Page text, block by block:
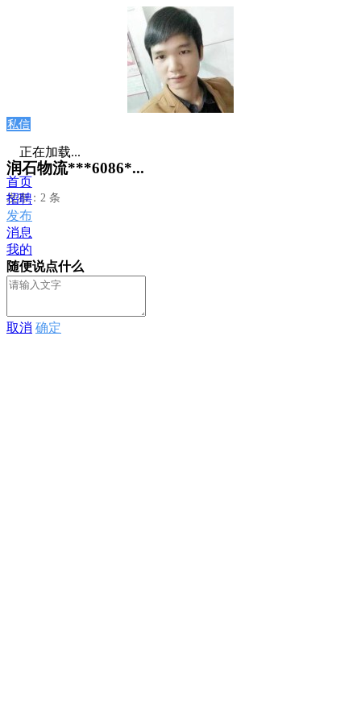
私信
润石物流***6086*...
发布：2 条
正在加载...
首页
招聘
发布
消息
我的
随便说点什么
取消 确定